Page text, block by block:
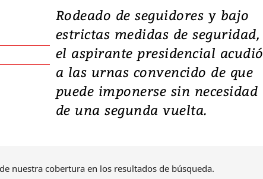
Rodeado de seguidores y bajo
estrictas medidas de seguridad,
el aspirante presidencial acudió
a las urnas convencido de que
puede imponerse sin necesidad
de una segunda vuelta.
nuestra cobertura en los resultados de búsqueda.